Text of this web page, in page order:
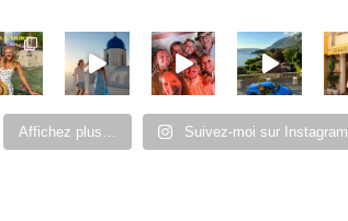
Affichez plus… Suivez-moi sur Instagram